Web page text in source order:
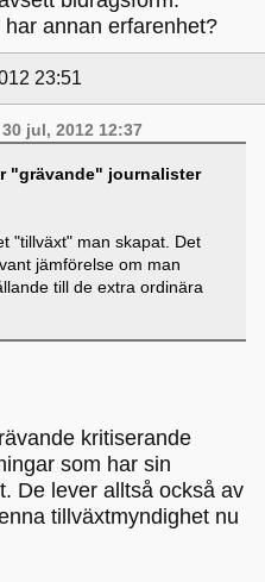
annan erfarenhet?
23:51
jul, 2012 12:37
"grävande" journalister
"tillväxt" man skapat. Det
jämförelse om man
till de extra ordinära
kritiserande
som har sin
De lever alltså också av
tillväxtmyndighet nu